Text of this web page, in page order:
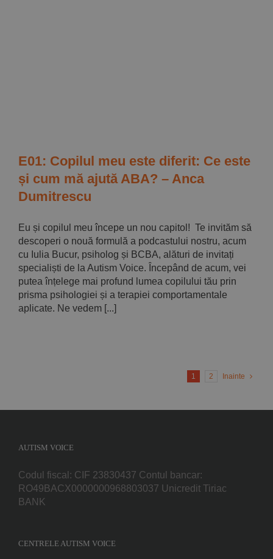
E01: Copilul meu este diferit: Ce este
și cum mă ajută ABA? – Anca
Dumitrescu
Eu și copilul meu începe un nou capitol! Te invităm să
descoperi o nouă formulă a podcastului nostru, acum
cu Iulia Bucur, psiholog și BCBA, alături de invitați
specialiști de la Autism Voice. Începând de acum, vei
putea înțelege mai profund lumea copilului tău prin
prisma psihologiei și a terapiei comportamentale
aplicate. Ne vedem [...]
1 2 Inainte
AUTISM VOICE
Codul fiscal: CIF 23830437 Contul bancar:
RO49BACX0000000968803037 Unicredit Tiriac
BANK
CENTRELE AUTISM VOICE